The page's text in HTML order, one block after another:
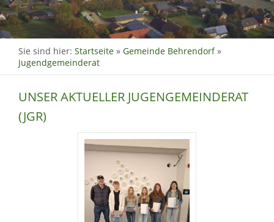
Sie sind hier: Startseite » Gemeinde Behrendorf»
Jugendgemeinderat
UNSER AKTUELLER JUGENGEMEINDERAT
(JGR)